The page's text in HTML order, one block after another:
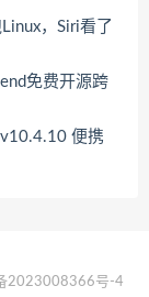
，Siri看了
免费开源跨
便携
2023008366号-4